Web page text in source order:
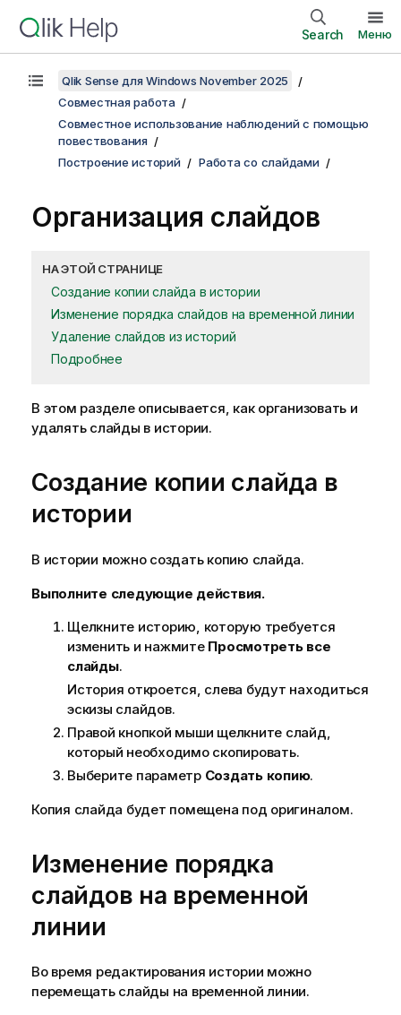
Search Меню
Qlik Sense для Windows November 2025
Совместная работа
Совместное использование наблюдений с помощью
повествования
Построение историй
Работа со слайдами
Организация слайдов
НА ЭТОЙ СТРАНИЦЕ
Создание копии слайда в истории
Изменение порядка слайдов на временной линии
Удаление слайдов из историй
Подробнее
В этом разделе описывается, как организовать и
удалять слайды в истории.
Создание копии слайда в
истории
В истории можно создать копию слайда.
Выполните следующие действия.
Щелкните историю, которую требуется
изменить и нажмите Просмотреть все
слайды.
История откроется, слева будут находиться
эскизы слайдов.
Правой кнопкой мыши щелкните слайд,
который необходимо скопировать.
Выберите параметр Создать копию.
Копия слайда будет помещена под оригиналом.
Изменение порядка
слайдов на временной
линии
Во время редактирования истории можно
перемещать слайды на временной линии.